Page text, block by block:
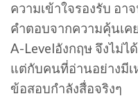
ความเข้าใจรองรับ อา
คำตอบจากความคุ้นเ
A-Levelอังกฤษ จึงไม่ไ
แต่กับคนที่อ่านอย่างมีเ
ข้อสอบกำลังสื่อจริงๆ